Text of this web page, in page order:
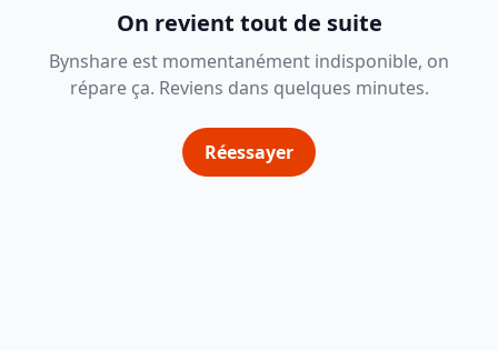
On revient tout de suite
Bynshare est momentanément indisponible, on
répare ça. Reviens dans quelques minutes.
Réessayer